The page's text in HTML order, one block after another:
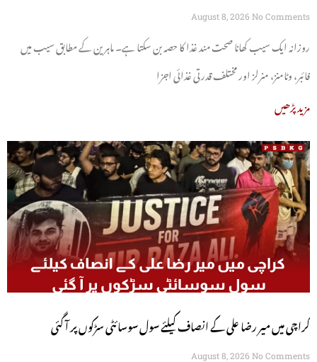
August 8, 2026 No Comments
روزانہ ایک سیب کھانا صحت مند غذا کا حصہ بن سکتا ہے۔ ماہرین کے مطابق سیب میں
فائبر، وٹامنز، منرلز اور مختلف قدرتی غذائی اجزا
مزید پڑھیں
کراچی میں میر رضا علی کے انصاف کیلئے سول سوسائٹی سڑکوں پر آ گئی
August 8, 2026 No Comments